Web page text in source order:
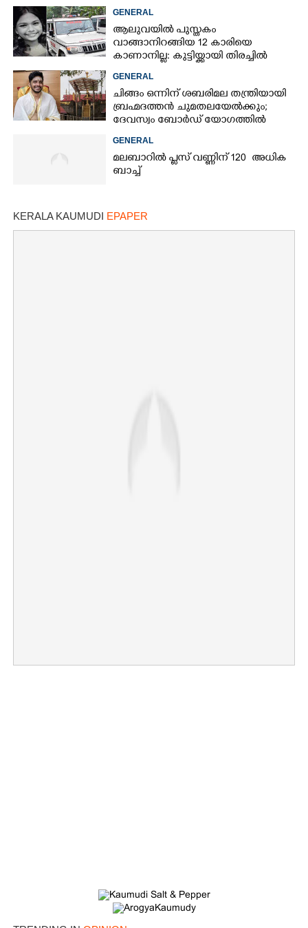
GENERAL
ആലുവയിൽ പുസ്തകം
വാങ്ങാനിറങ്ങിയ 12 കാരിയെ
കാണാനില്ല: കുട്ടിയ്ക്കായി തിരച്ചിൽ
GENERAL
ചിങ്ങം ഒന്നിന് ശബരിമല തന്ത്രിയായി
ബ്രഹ്മദത്തൻ ചുമതലയേൽക്കും;
ദേവസ്വം ബോർഡ് യോഗത്തിൽ
GENERAL
മലബാറിൽ പ്ലസ് വണ്ണിന് 120 അധിക
ബാച്ച്
KERALA KAUMUDI EPAPER